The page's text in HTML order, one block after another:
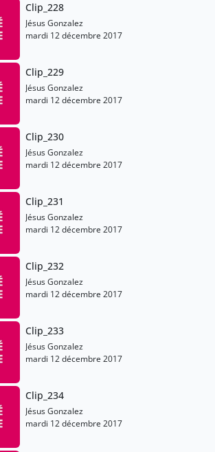
Clip_228
Jésus Gonzalez
mardi 12 décembre 2017
Clip_229
Jésus Gonzalez
mardi 12 décembre 2017
Clip_230
Jésus Gonzalez
mardi 12 décembre 2017
Clip_231
Jésus Gonzalez
mardi 12 décembre 2017
Clip_232
Jésus Gonzalez
mardi 12 décembre 2017
Clip_233
Jésus Gonzalez
mardi 12 décembre 2017
Clip_234
Jésus Gonzalez
mardi 12 décembre 2017